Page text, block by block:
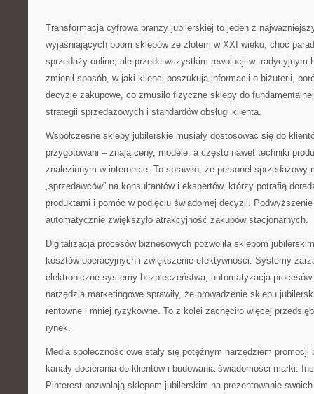
Transformacja cyfrowa branży jubilerskiej to jeden z
wyjaśniających boom sklepów ze złotem w XXI wieku, choć
sprzedaży online, ale przede wszystkim rewolucji w tradycyjnym
zmienił sposób, w jaki klienci poszukują informacji o biżuterii,
decyzje zakupowe, co zmusiło fizyczne sklepy do
strategii sprzedażowych i standardów obsługi klienta.
Współczesne sklepy jubilerskie musiały dostosować się do
przygotowani – znają ceny, modele, a często nawet techniki
znalezionym w internecie. To sprawiło, że personel sprzedażowy
„sprzedawców” na konsultantów i ekspertów, którzy potrafią
produktami i pomóc w podjęciu świadomej decyzji. Podwyższenie
automatycznie zwiększyło atrakcyjność zakupów stacjonarnych.
Digitalizacja procesów biznesowych pozwoliła sklepom
kosztów operacyjnych i zwiększenie efektywności. Systemy
elektroniczne systemy bezpieczeństwa, automatyzacja
narzędzia marketingowe sprawiły, że prowadzenie sklepu
rentowne i mniej ryzykowne. To z kolei zachęciło więcej
rynek.
Media społecznościowe stały się potężnym narzędziem
kanały docierania do klientów i budowania świadomości marki.
Pinterest pozwalają sklepom jubilerskim na prezentowanie